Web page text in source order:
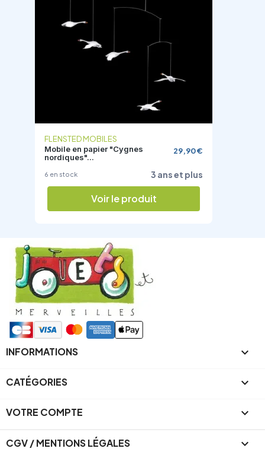
FLENSTED MOBILES
Mobile en papier "Cygnes
nordiques"...
6 en stock
29,90 €
3 ans et plus
Voir le produit
INFORMATIONS 
CATÉGORIES 
VOTRE COMPTE 
CGV / MENTIONS LÉGALES 